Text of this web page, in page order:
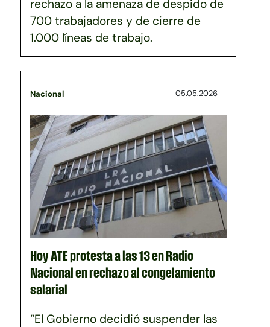
rechazo a la amenaza de despido de
700 trabajadores y de cierre de
1.000 líneas de trabajo.
Nacional 05.05.2026
Hoy ATE protesta a las 13 en Radio
Nacional en rechazo al congelamiento
salarial
“El Gobierno decidió suspender las